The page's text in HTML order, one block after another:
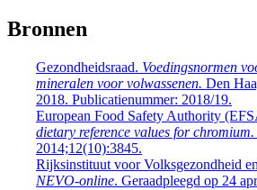
Bronnen
Gezondheidsraad. Voedingsnormen
mineralen voor volwassenen. Den
2018. Publicatienummer: 2018/19.
European Food Safety Authority
dietary reference values for chromium.
2014;12(10):3845.
Rijksinstituut voor Volksgezondheid
NEVO-online. Geraadpleegd op 24